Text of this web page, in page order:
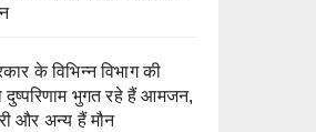
के विभिन्न विभाग की
दुष्परिणाम भुगत रहे हैं आमजन,
और अन्य हैं मौन